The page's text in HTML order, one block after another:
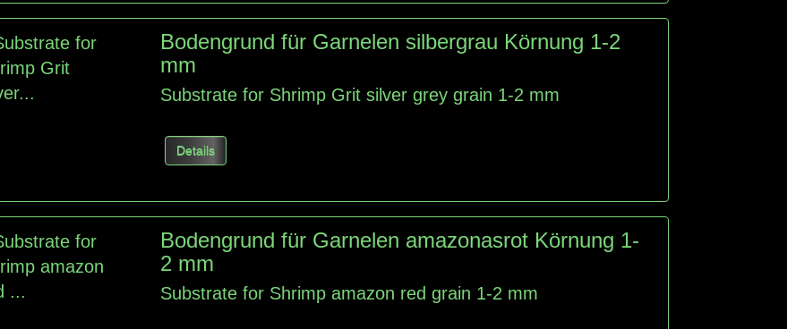
Bodengrund für Garnelen silbergrau Körnung 1-2
mm
Substrate for Shrimp Grit silver grey grain 1-2 mm
Details
Bodengrund für Garnelen amazonasrot Körnung 1-
2 mm
Substrate for Shrimp amazon red grain 1-2 mm